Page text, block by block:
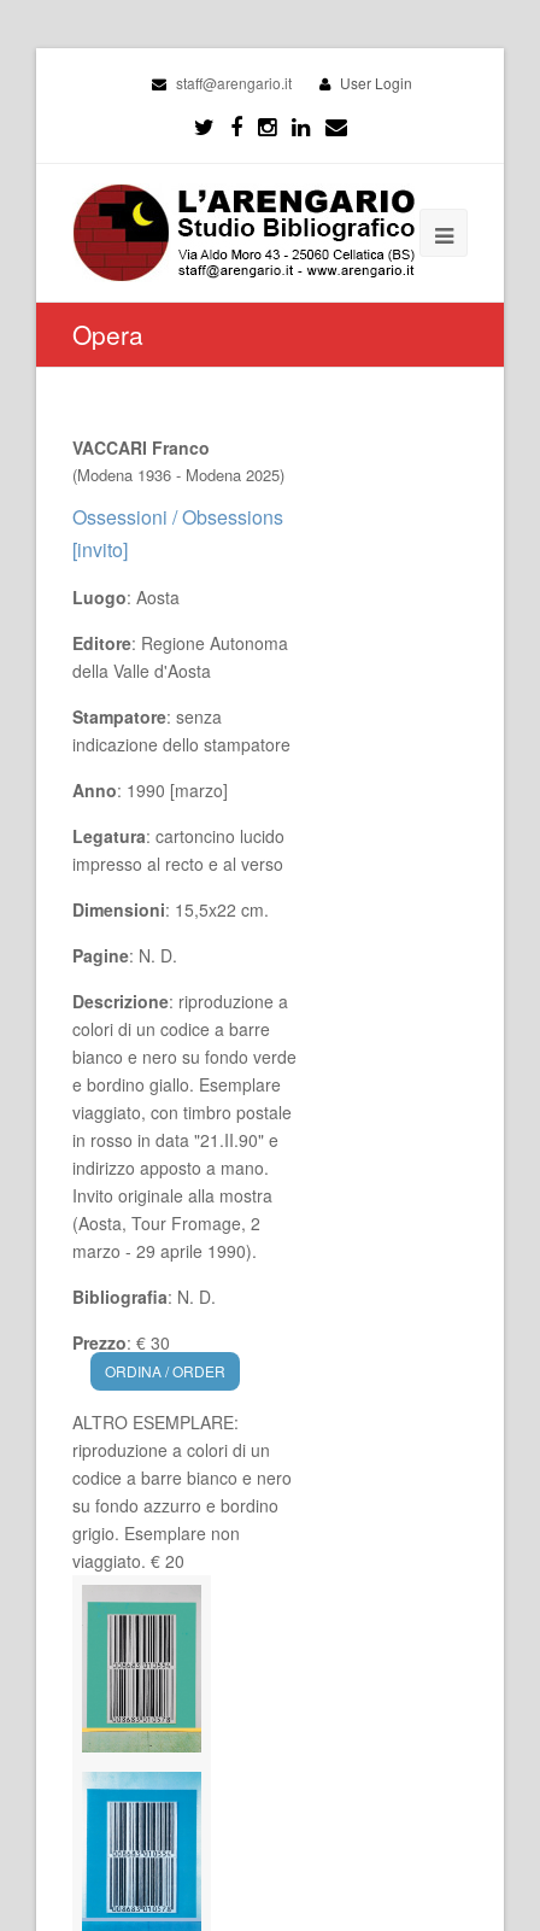
staff@arengario.it User Login
Opera
VACCARI Franco
(Modena 1936 - Modena 2025)
Ossessioni / Obsessions
[invito]
Luogo: Aosta
Editore: Regione Autonoma
della Valle d'Aosta
Stampatore: senza
indicazione dello stampatore
Anno: 1990 [marzo]
Legatura: cartoncino lucido
impresso al recto e al verso
Dimensioni: 15,5x22 cm.
Pagine: N. D.
Descrizione: riproduzione a
colori di un codice a barre
bianco e nero su fondo verde
e bordino giallo. Esemplare
viaggiato, con timbro postale
in rosso in data "21.II.90" e
indirizzo apposto a mano.
Invito originale alla mostra
(Aosta, Tour Fromage, 2
marzo - 29 aprile 1990).
Bibliografia: N. D.
Prezzo: € 30
ORDINA / ORDER
ALTRO ESEMPLARE:
riproduzione a colori di un
codice a barre bianco e nero
su fondo azzurro e bordino
grigio. Esemplare non
viaggiato. € 20